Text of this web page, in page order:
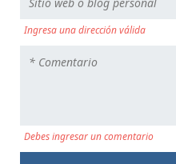
Ingresa una dirección válida
Debes ingresar un comentario